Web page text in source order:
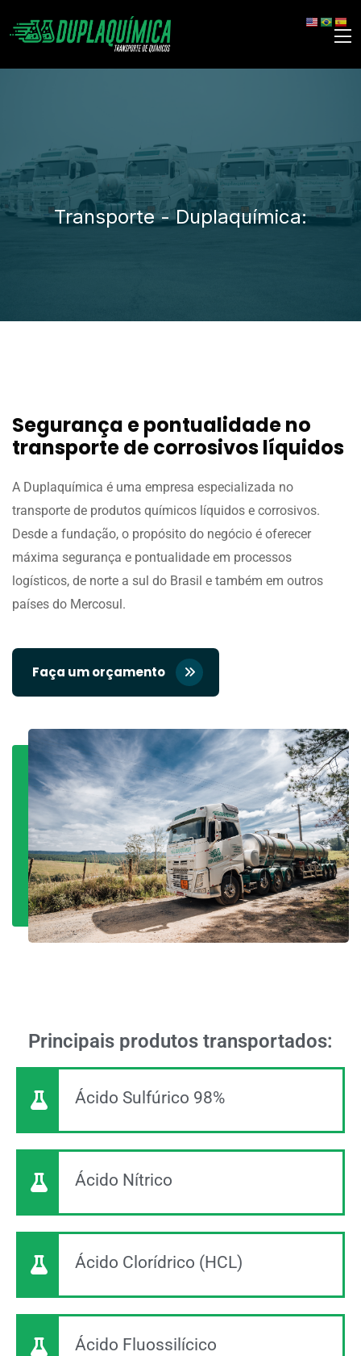
Transporte - Duplaquímica:
Segurança e pontualidade no
transporte de corrosivos líquidos
A Duplaquímica é uma empresa especializada no
transporte de produtos químicos líquidos e corrosivos.
Desde a fundação, o propósito do negócio é oferecer
máxima segurança e pontualidade em processos
logísticos, de norte a sul do Brasil e também em outros
países do Mercosul.
Faça um orçamento
Principais produtos transportados:
Ácido Sulfúrico 98%
Ácido Nítrico
Ácido Clorídrico (HCL)
Ácido Fluossilícico